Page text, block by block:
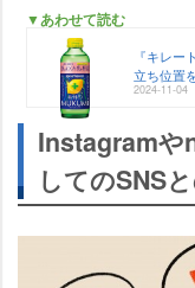
▼あわせて読む
『キレー
立ち位置
2024-11-04
Instagramや
してのSNS